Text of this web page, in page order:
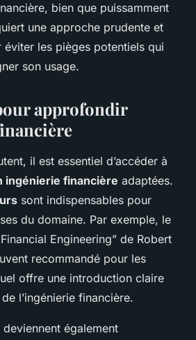
bien que puissamment
une approche prudente et
les pièges potentiels qui
son usage.
approfondir
il est essentiel d’accéder à
ingénierie financière adaptées.
sont indispensables pour
du domaine. Par exemple, le
Engineering” de Robert
recommandé pour les
offre une introduction claire
l’ingénierie financière.
deviennent également